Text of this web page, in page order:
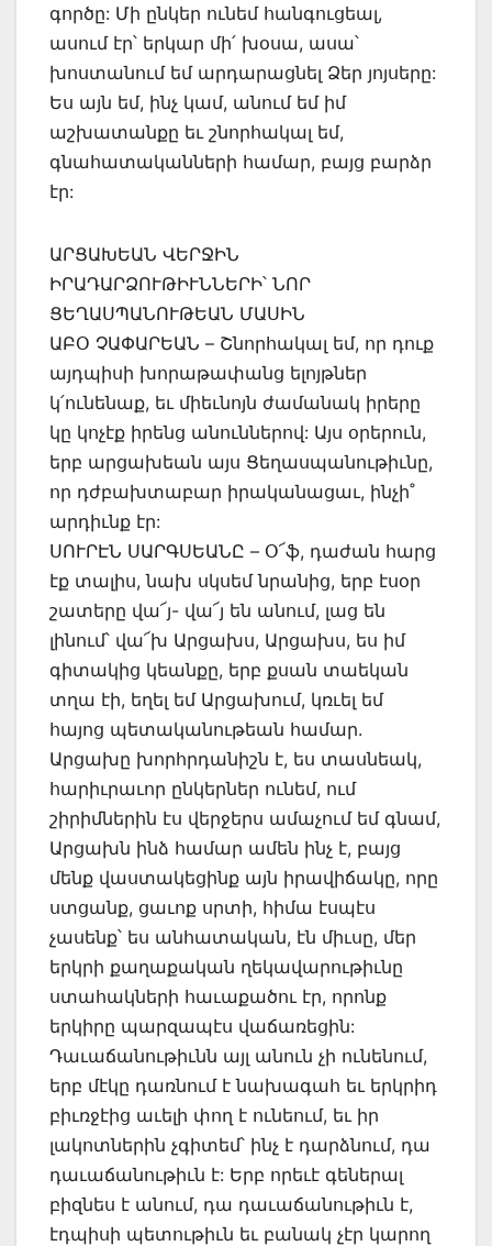
գործը: Մի ընկեր ունեմ հանգուցեալ,
ասում էր՝ երկար մի՛ խօսա, ասա՝
խոստանում եմ արդարացնել Ձեր յոյսերը:
Ես այն եմ, ինչ կամ, անում եմ իմ
աշխատանքը եւ շնորհակալ եմ,
գնահատականների համար, բայց բարձր
էր:
ԱՐՑԱԽԵԱՆ ՎԵՐՋԻՆ
ԻՐԱԴԱՐՁՈՒԹԻՒՆՆԵՐԻ՝ ՆՈՐ
ՑԵՂԱՍՊԱՆՈՒԹԵԱՆ ՄԱՍԻՆ
ԱԲՕ ՉԱՓԱՐԵԱՆ – Շնորհակալ եմ, որ դուք
այդպիսի խորաթափանց ելոյթներ
կ՛ունենաք, եւ միեւնոյն ժամանակ իրերը
կը կոչէք իրենց անուններով: Այս օրերուն,
երբ արցախեան այս Ցեղասպանութիւնը,
որ դժբախտաբար իրականացաւ, ինչի˚
արդիւնք էր:
ՍՈՒՐԷՆ ՍԱՐԳՍԵԱՆԸ – Օ՜ֆ, դաժան հարց
էք տալիս, նախ սկսեմ նրանից, երբ էսօր
շատերը վա՜յ- վա՜յ են անում, լաց են
լինում՝ վա՜խ Արցախս, Արցախս, ես իմ
գիտակից կեանքը, երբ քսան տաեկան
տղա էի, եղել եմ Արցախում, կռւել եմ
հայոց պետականութեան համար.
Արցախը խորհրդանիշն է, ես տասնեակ,
հարիւրաւոր ընկերներ ունեմ, ում
շիրիմներին էս վերջերս ամաչում եմ գնամ,
Արցախն ինձ համար ամեն ինչ է, բայց
մենք վաստակեցինք այն իրավիճակը, որը
ստցանք, ցաւոք սրտի, հիմա էսպէս
չասենք՝ ես անհատական, էն միւսը, մեր
երկրի քաղաքական ղեկավարութիւնը
ստահակների հաւաքածու էր, որոնք
երկիրը պարզապէս վաճառեցին:
Դաւաճանութիւնն այլ անուն չի ունենում,
երբ մէկը դառնում է նախագահ եւ երկրիդ
բիւռջէից աւելի փող է ունեում, եւ իր
լակոտներին չգիտեմ՝ ինչ է դարձնում, դա
դաւաճանութիւն է: Երբ որեւէ գեներալ
բիզնես է անում, դա դաւաճանութիւն է,
էդպիսի պետութիւն եւ բանակ չէր կարող